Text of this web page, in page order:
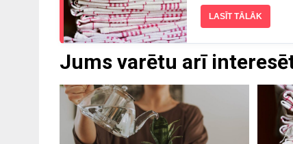
Jums varētu arī
LASĪT TĀLĀK